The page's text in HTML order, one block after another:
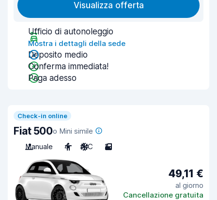
Visualizza offerta
Ufficio di autonoleggio
Mostra i dettagli della sede
Deposito medio
Conferma immediata!
Paga adesso
Check-in online
Fiat 500o Mini simile
Manuale
4 A/C 2
49,11 €
al giorno
Cancellazione gratuita